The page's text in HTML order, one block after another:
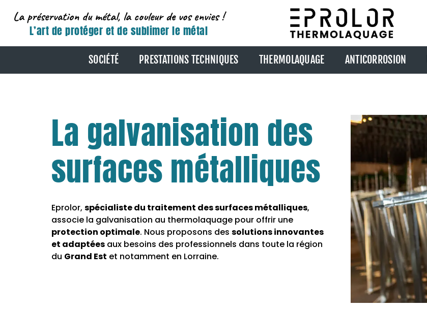
La préservation du métal, la couleur de vos envies !
L’art de protéger et de sublimer le métal
SOCIÉTÉ PRESTATIONS TECHNIQUES THERMOLAQUAGE ANTICORROSION
La galvanisation des
surfaces métalliques
Eprolor, spécialiste du traitement des surfaces métalliques,
associe la galvanisation au thermolaquage pour offrir une
protection optimale. Nous proposons des solutions innovantes
et adaptéesaux besoins des professionnels dans toute la région
du Grand Est et notamment en Lorraine.